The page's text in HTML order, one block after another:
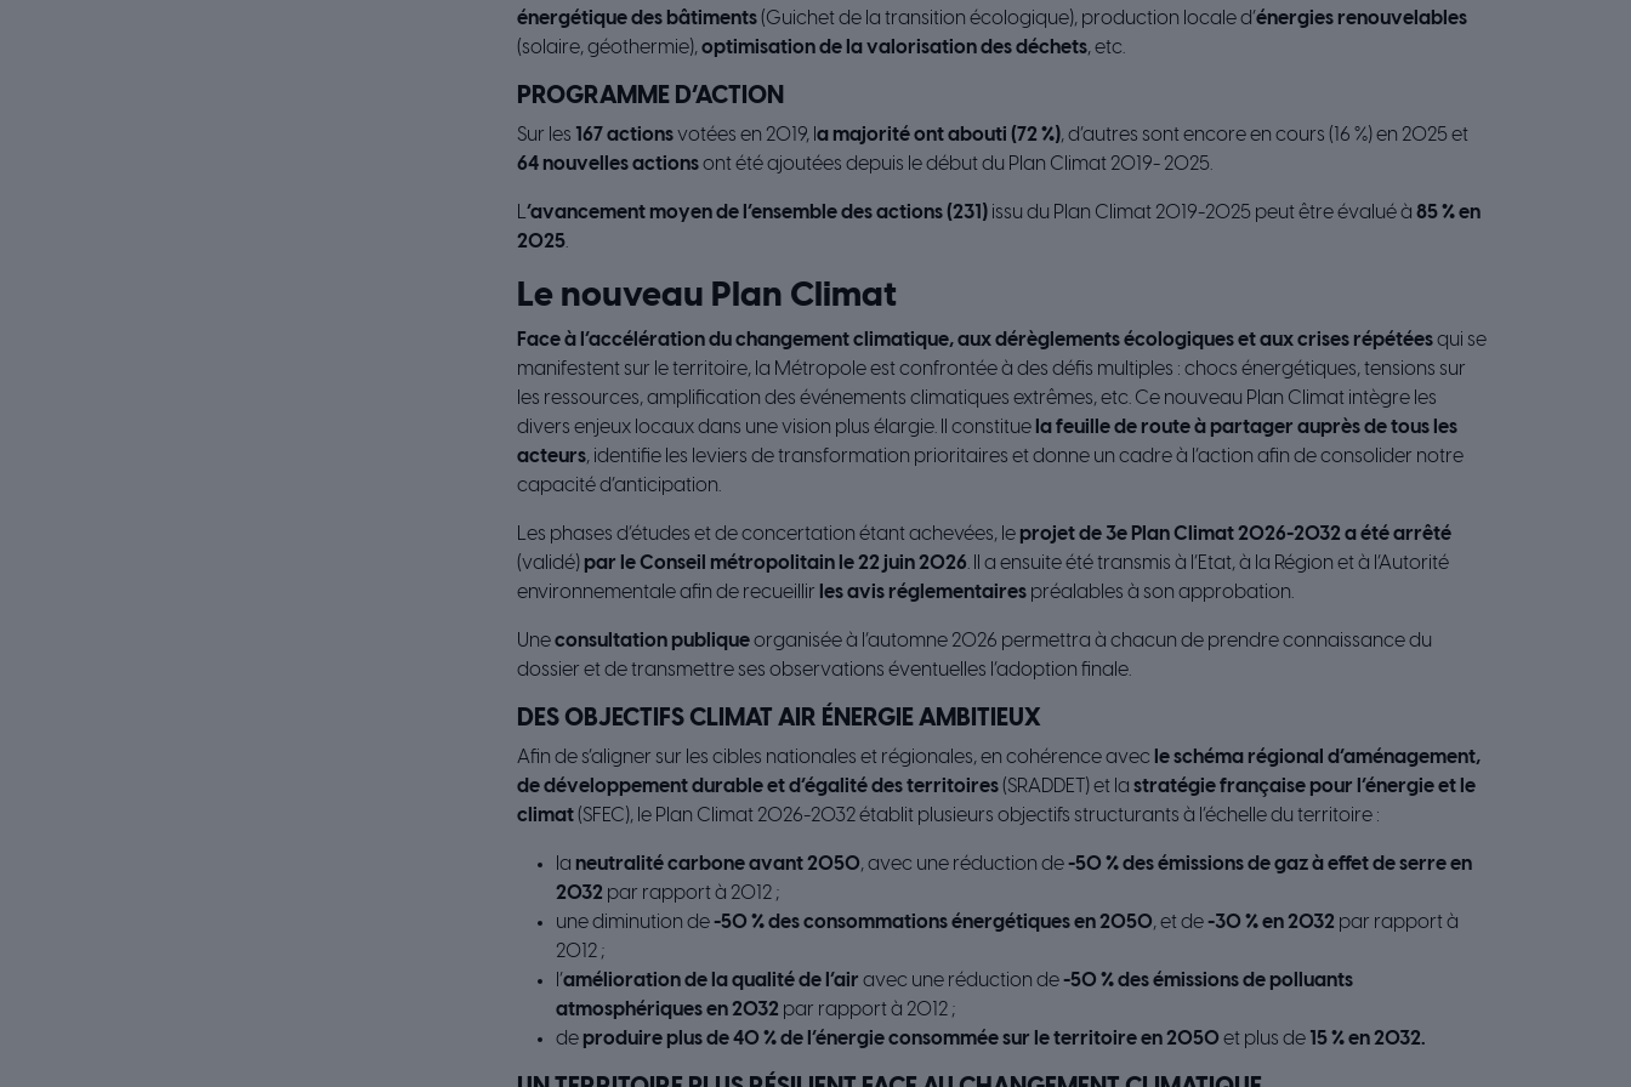
énergétique des bâtiments(Guichet de la transition écologique), production locale d’énergies renouvelables
(solaire, géothermie),optimisation de la valorisation des déchets, etc.
PROGRAMME D’ACTION
Sur les 167 actionsvotées en 2019, la majorité ont abouti (72 %), d’autres sont encore en cours (16 %) en 2025 et
64 nouvelles actionsont été ajoutées depuis le début du Plan Climat 2019- 2025.
L’avancement moyen de l’ensemble des actions (231) issu du Plan Climat 2019-2025 peut être évalué à 85 % en
2025.
Le nouveau Plan Climat
Face à l’accélération du changement climatique, aux dérèglements écologiques et aux crises répétéesqui se
manifestent sur le territoire, la Métropole est confrontée à des défis multiples : chocs énergétiques, tensions sur
les ressources, amplification des événements climatiques extrêmes, etc. Ce nouveau Plan Climat intègre les
divers enjeux locaux dans une vision plus élargie. Il constitue la feuille de route à partager auprès de tous les
acteurs, identifie les leviers de transformation prioritaires et donne un cadre à l’action afin de consolider notre
capacité d’anticipation.
Les phases d’études et de concertation étant achevées, le projet de 3e Plan Climat 2026-2032 a été arrêté
(validé) par le Conseil métropolitain le 22 juin 2026. Il a ensuite été transmis à l’Etat, à la Région et à l’Autorité
environnementale afin de recueillir les avis réglementairespréalables à son approbation.
Uneconsultation publiqueorganisée à l’automne 2026 permettra à chacun de prendre connaissance du
dossier et de transmettre ses observations éventuelles l’adoption finale.
DES OBJECTIFS CLIMAT AIR ÉNERGIE AMBITIEUX
Afin de s’aligner sur les cibles nationales et régionales, en cohérence avec le schéma régional d’aménagement,
de développement durable et d’égalité des territoires(SRADDET) et la stratégie française pour l’énergie et le
climat(SFEC), le Plan Climat 2026-2032 établit plusieurs objectifs structurants à l’échelle du territoire :
la neutralité carbone avant 2050, avec une réduction de-50 % des émissions de gaz à effet de serre en
2032 par rapport à 2012 ;
une diminution de-50 % des consommations énergétiques en 2050, et de-30 % en 2032 par rapport à
2012 ;
l’amélioration de la qualité de l’air avec une réduction de-50 % des émissions de polluants
atmosphériques en 2032 par rapport à 2012 ;
de produire plus de 40 % de l’énergie consommée sur le territoire en 2050 et plus de 15 % en 2032.